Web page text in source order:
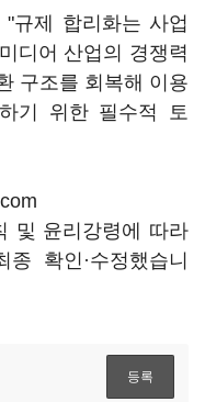
규제 합리화는 사업
디어 산업의 경쟁력
구조를 회복해 이용
기 위한 필수적 토
및 윤리강령에 따라
확인·수정했습니